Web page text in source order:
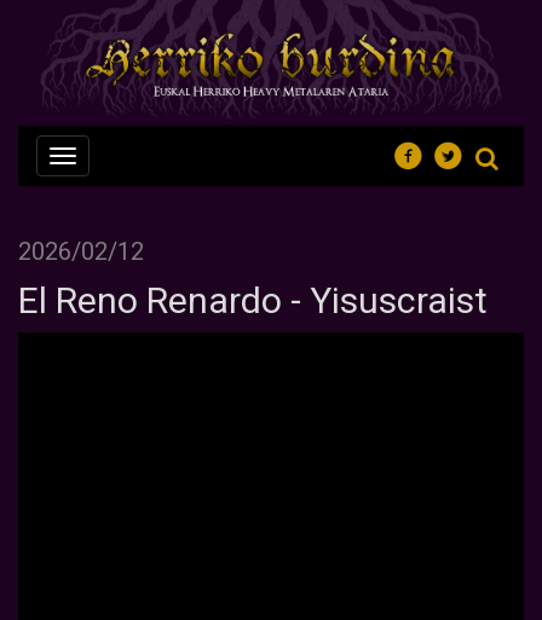
Nabegazioa
ireki
2026/02/12
El Reno Renardo - Yisuscraist